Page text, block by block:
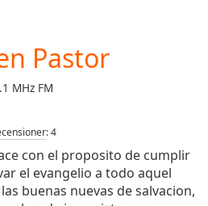
Pastor
MHz FM
:4
con el proposito de cumplir
el evangelio a todo aquel
buenas nuevas de salvacion,